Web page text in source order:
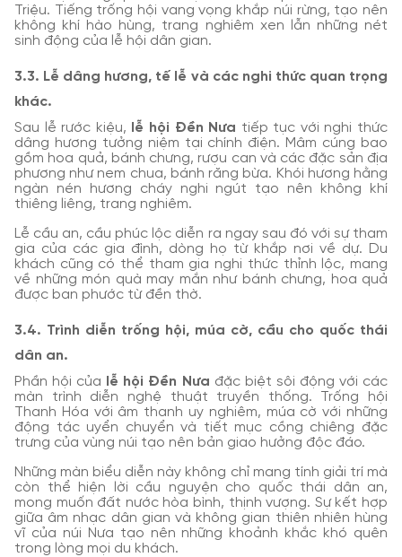
Triệu. Tiếng trống hội vang vọng khắp núi rừng, tạo nên
không khí hào hùng, trang nghiêm xen lẫn những nét
sinh động của lễ hội dân gian.
3.3. Lễ dâng hương, tế lễ và các nghi thức quan trọng
khác.
Sau lễ rước kiệu,
lễ hội Đền Nưa tiếp tục với nghi thức
dâng hương tưởng niệm tại chính điện. Mâm cúng bao
gồm hoa quả, bánh chưng, rượu can và các đặc sản địa
phương như nem chua, bánh răng bừa. Khói hương hằng
ngàn nén hương cháy nghi ngút tạo nên không khí
thiêng liêng, trang nghiêm.
Lễ cầu an, cầu phúc lộc diễn ra ngay sau đó với sự tham
gia của các gia đình, dòng họ từ khắp nơi về dự. Du
khách cũng có thể tham gia nghi thức thỉnh lộc, mang
về những món quà may mắn như bánh chưng, hoa quả
được ban phước từ đền thờ.
3.4. Trình diễn trống hội, múa cờ, cầu cho quốc thái
dân an.
Phần hội của
lễ hội Đền Nưa đặc biệt sôi động với các
màn trình diễn nghệ thuật truyền thống. Trống hội
Thanh Hóa với âm thanh uy nghiêm, múa cờ với những
động tác uyển chuyển và tiết mục cồng chiêng đặc
trưng của vùng núi tạo nên bản giao hưởng độc đáo.
Những màn biểu diễn này không chỉ mang tính giải trí mà
còn thể hiện lời cầu nguyện cho quốc thái dân an,
mong muốn đất nước hòa bình, thịnh vượng. Sự kết hợp
giữa âm nhạc dân gian và không gian thiên nhiên hùng
vĩ của núi Nưa tạo nên những khoảnh khắc khó quên
trong lòng mọi du khách.